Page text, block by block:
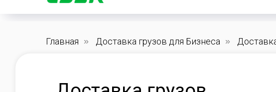
Главная » Доставка грузов для Бизнеса »